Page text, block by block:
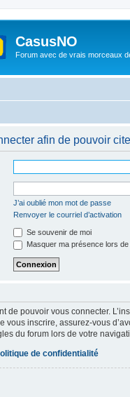
CasusNO
Forum avec de vrais morceaux
afin de pouvoir
J’ai oublié mon mot de passe
Renvoyer le courriel d’activation
Se souvenir de moi
Masquer ma présence lors
de pouvoir vous connecter.
vous inscrire, assurez-vous
du forum lors de votre
de confidentialité